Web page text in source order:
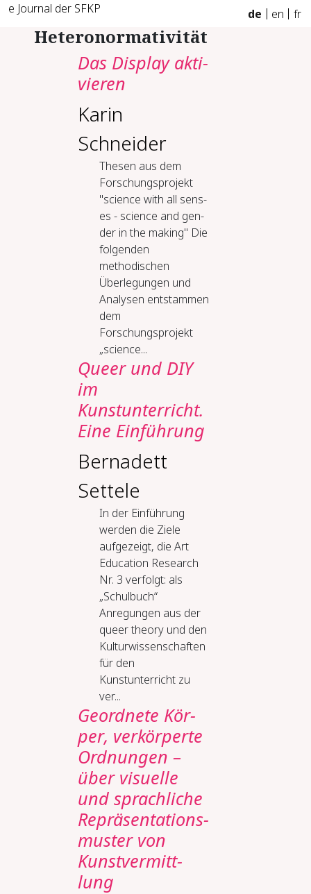
e Journal der SFKP de en fr
Heteronormativität
Das Dis­play ak­ti­
vie­ren
Karin
Schneider
The­sen aus dem
Forschung­spro­jekt
"sci­ence with all sens­
es -​ sci­ence and gen­
der in the mak­ing" Die
folgenden
methodischen
Überlegungen und
Analysen entstammen
dem
Forschungsprojekt
„science...
Queer und DIY
im
Kunstunterricht.
Eine Einführung
Bernadett
Settele
In der Einführung
werden die Ziele
aufgezeigt, die Art
Education Research
Nr. 3 verfolgt: als
„Schulbuch“
Anregungen aus der
queer theory und den
Kulturwissenschaften
für den
Kunstunterricht zu
ver...
Ge­ord­ne­te Kör­
per, ver­kör­per­te
Ord­nun­gen –
über vi­su­el­le
und sprach­li­che
Re­prä­sen­ta­ti­ons­
mus­ter von
Kunst­ver­mitt­
lung